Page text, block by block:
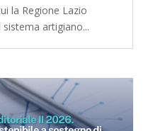
la Regione Lazio
artigiano...